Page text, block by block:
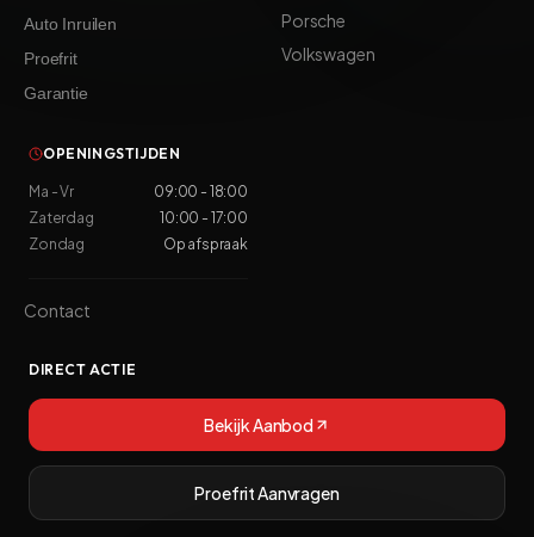
Auto Inruilen
Proefrit
Garantie
Porsche
Volkswagen
OPENINGSTIJDEN
Ma - Vr
09:00 - 18:00
Zaterdag
10:00 - 17:00
Zondag
Op afspraak
Contact
DIRECT ACTIE
Bekijk Aanbod
Proefrit Aanvragen